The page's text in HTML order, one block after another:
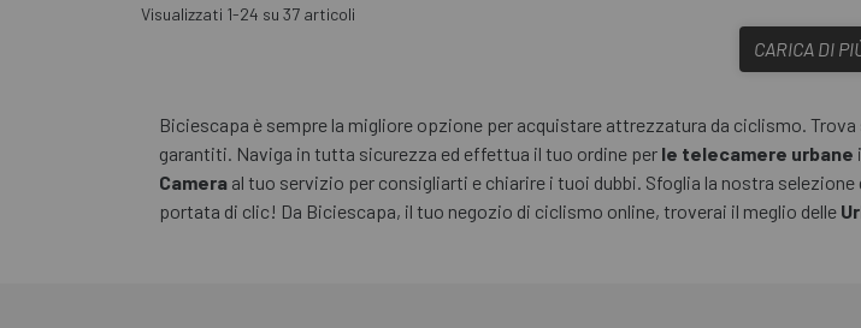
Visualizzati 1-24 su 37 articoli
CARICA DI
Biciescapa è sempre la migliore opzione per acquistare attrezzatura da ciclismo.
garantiti. Naviga in tutta sicurezza ed effettua il tuo ordine per le telecamere urbane
Camera al tuo servizio per consigliarti e chiarire i tuoi dubbi. Sfoglia la nostra selezione
portata di clic! Da Biciescapa, il tuo negozio di ciclismo online, troverai il meglio delle